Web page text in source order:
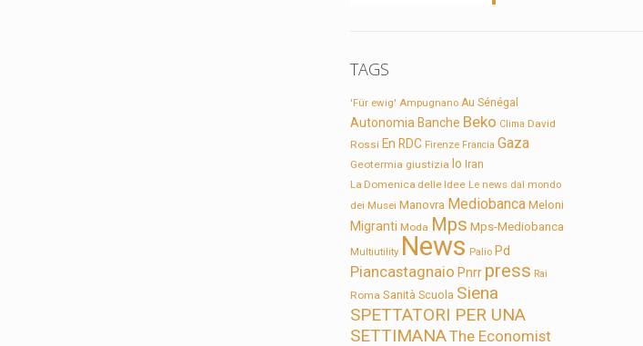
TAGS
'Für ewig' Ampugnano Au Sénégal
Autonomia Banche Beko Clima David
Rossi En RDC Firenze Francia Gaza
Geotermia giustizia Io Iran
La Domenica delle Idee Le news dal mondo
dei Musei Manovra Mediobanca Meloni
Migranti Moda Mps Mps-Mediobanca
Multiutility News Palio Pd
Piancastagnaio Pnrr press Rai
Roma Sanità Scuola Siena
SPETTATORI PER UNA
SETTIMANAThe Economist